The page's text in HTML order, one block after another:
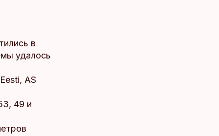
в
удалось
AS
49 и